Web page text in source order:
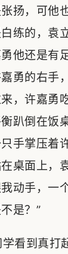
扬，可他
练的，袁
他还是有
勇的右手
，许嘉勇
趴倒在饭
手掌压着
桌面上，
动手，一
是？”
看到真打